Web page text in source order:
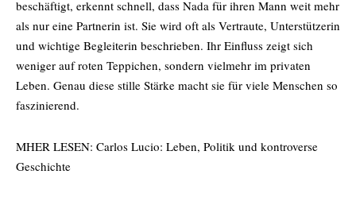
beschäftigt, erkennt schnell, dass Nada für ihren Mann weit mehr
als nur eine Partnerin ist. Sie wird oft als Vertraute, Unterstützerin
und wichtige Begleiterin beschrieben. Ihr Einfluss zeigt sich
weniger auf roten Teppichen, sondern vielmehr im privaten
Leben. Genau diese stille Stärke macht sie für viele Menschen so
faszinierend.
MHER LESEN: Carlos Lucio: Leben, Politik und kontroverse
Geschichte